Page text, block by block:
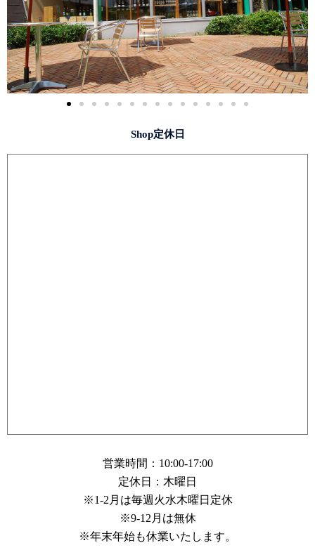
Shop定休日
営業時間：10:00-17:00
定休日：木曜日
※1-2月は毎週火水木曜日定休
※9-12月は無休
※年末年始も休業いたします。